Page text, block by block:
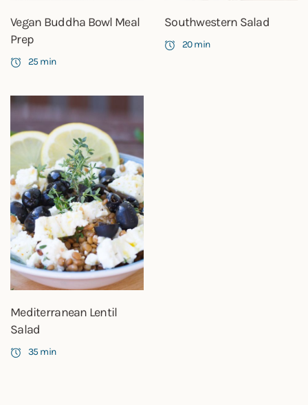
Vegan Buddha Bowl Meal
Prep
25 min
Southwestern Salad
20 min
Mediterranean Lentil
Salad
35 min